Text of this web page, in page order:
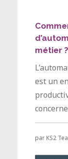
métier ?
est un
par KS2